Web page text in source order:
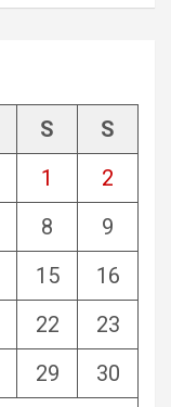
S
S
1
2
8
9
15
16
22
23
29
30